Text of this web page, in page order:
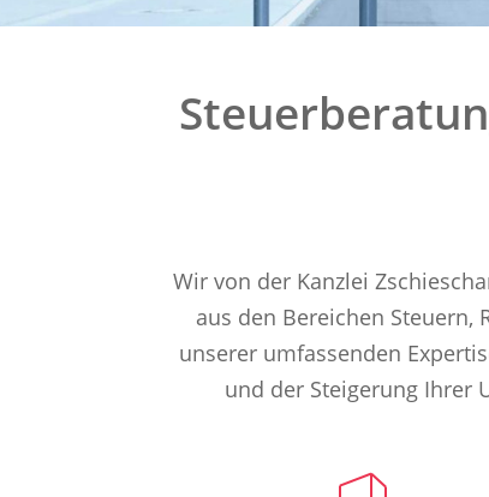
Wir von der Kanzlei
aus den Bereichen
unserer umfassenden
und der Steigerung Ihrer